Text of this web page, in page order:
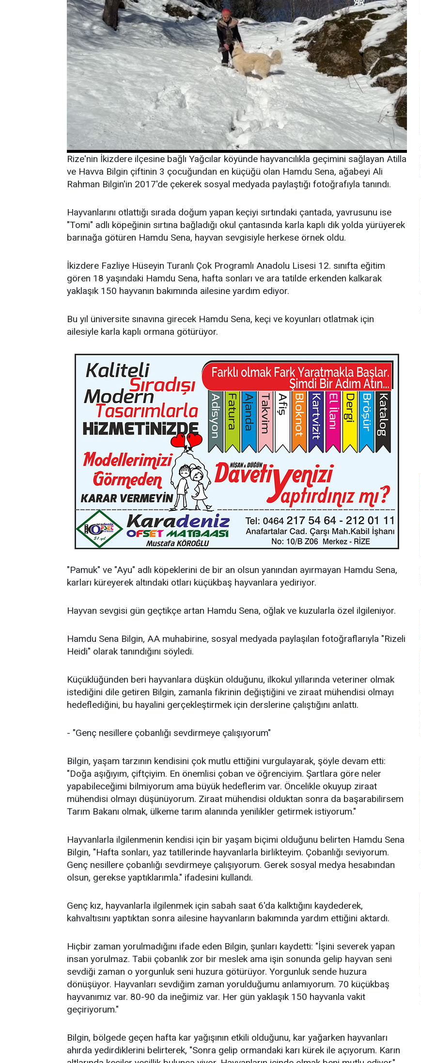
Rize'nin İkizdere ilçesine bağlı Yağcılar köyünde hayvancılıkla geçimini sağlayan Atilla
ve Havva Bilgin çiftinin 3 çocuğundan en küçüğü olan Hamdu Sena, ağabeyi Ali
Rahman Bilgin'in 2017'de çekerek sosyal medyada paylaştığı fotoğrafıyla tanındı.
Hayvanlarını otlattığı sırada doğum yapan keçiyi sırtındaki çantada, yavrusunu ise
"Tomi" adlı köpeğinin sırtına bağladığı okul çantasında karla kaplı dik yolda yürüyerek
barınağa götüren Hamdu Sena, hayvan sevgisiyle herkese örnek oldu.
İkizdere Fazliye Hüseyin Turanlı Çok Programlı Anadolu Lisesi 12. sınıfta eğitim
gören 18 yaşındaki Hamdu Sena, hafta sonları ve ara tatilde erkenden kalkarak
yaklaşık 150 hayvanın bakımında ailesine yardım ediyor.
Bu yıl üniversite sınavına girecek Hamdu Sena, keçi ve koyunları otlatmak için
ailesiyle karla kaplı ormana götürüyor.
"Pamuk" ve "Ayu" adlı köpeklerini de bir an olsun yanından ayırmayan Hamdu Sena,
karları küreyerek altındaki otları küçükbaş hayvanlara yediriyor.
Hayvan sevgisi gün geçtikçe artan Hamdu Sena, oğlak ve kuzularla özel ilgileniyor.
Hamdu Sena Bilgin, AA muhabirine, sosyal medyada paylaşılan fotoğraflarıyla "Rizeli
Heidi" olarak tanındığını söyledi.
Küçüklüğünden beri hayvanlara düşkün olduğunu, ilkokul yıllarında veteriner olmak
istediğini dile getiren Bilgin, zamanla fikrinin değiştiğini ve ziraat mühendisi olmayı
hedeflediğini, bu hayalini gerçekleştirmek için derslerine çalıştığını anlattı.
- "Genç nesillere çobanlığı sevdirmeye çalışıyorum"
Bilgin, yaşam tarzının kendisini çok mutlu ettiğini vurgulayarak, şöyle devam etti:
"Doğa aşığıyım, çiftçiyim. En önemlisi çoban ve öğrenciyim. Şartlara göre neler
yapabileceğimi bilmiyorum ama büyük hedeflerim var. Öncelikle okuyup ziraat
mühendisi olmayı düşünüyorum. Ziraat mühendisi olduktan sonra da başarabilirsem
Tarım Bakanı olmak, ülkeme tarım alanında yenilikler getirmek istiyorum."
Hayvanlarla ilgilenmenin kendisi için bir yaşam biçimi olduğunu belirten Hamdu Sena
Bilgin, "Hafta sonları, yaz tatillerinde hayvanlarla birlikteyim. Çobanlığı seviyorum.
Genç nesillere çobanlığı sevdirmeye çalışıyorum. Gerek sosyal medya hesabından
olsun, gerekse yaptıklarımla." ifadesini kullandı.
Genç kız, hayvanlarla ilgilenmek için sabah saat 6'da kalktığını kaydederek,
kahvaltısını yaptıktan sonra ailesine hayvanların bakımında yardım ettiğini aktardı.
Hiçbir zaman yorulmadığını ifade eden Bilgin, şunları kaydetti: "İşini severek yapan
insan yorulmaz. Tabii çobanlık zor bir meslek ama işin sonunda gelip hayvan seni
sevdiği zaman o yorgunluk seni huzura götürüyor. Yorgunluk sende huzura
dönüşüyor. Hayvanları sevdiğim zaman yorulduğumu anlamıyorum. 70 küçükbaş
hayvanımız var. 80-90 da ineğimiz var. Her gün yaklaşık 150 hayvanla vakit
geçiriyorum."
Bilgin, bölgede geçen hafta kar yağışının etkili olduğunu, kar yağarken hayvanları
ahırda yedirdiklerini belirterek, "Sonra gelip ormandaki karı kürek ile açıyorum. Karın